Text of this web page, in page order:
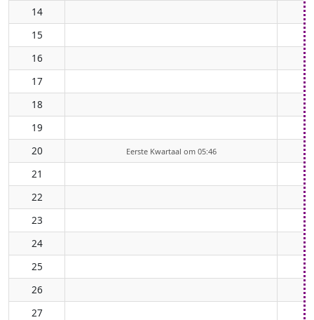
14
15
16
17
18
19
20
Eerste Kwartaal om 05:46
21
22
23
24
25
26
27